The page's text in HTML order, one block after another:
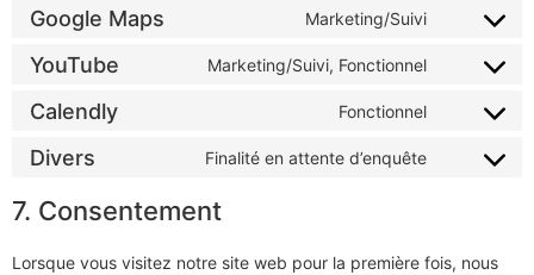
Google Maps Marketing/Suivi
YouTube Marketing/Suivi, Fonctionnel
Calendly Fonctionnel
Divers Finalité en attente d’enquête
7. Consentement
Lorsque vous visitez notre site web pour la première fois, nous